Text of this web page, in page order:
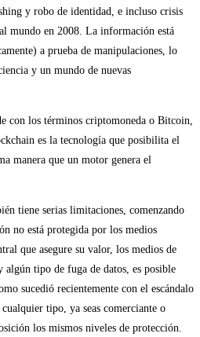
y robo de identidad, e incluso crisis
mundo en 2008. La información está
a prueba de manipulaciones, lo
y un mundo de nuevas
con los términos criptomoneda o Bitcoin,
es la tecnología que posibilita el
manera que un motor genera el
tiene serias limitaciones, comenzando
no está protegida por los medios
que asegure su valor, los medios de
tipo de fuga de datos, es posible
sucedió recientemente con el escándalo
tipo, ya seas comerciante o
los mismos niveles de protección.